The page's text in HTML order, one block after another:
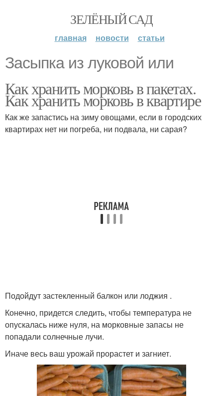
ЗЕЛЁНЫЙ САД
главная новости статьи
Засыпка из луковой или
Как хранить морковь в пакетах.
Как хранить морковь в квартире
Как же запастись на зиму овощами, если в городских
квартирах нет ни погреба, ни подвала, ни сарая?
Подойдут застекленный балкон или лоджия .
Конечно, придется следить, чтобы температура не
опускалась ниже нуля, на морковные запасы не
попадали солнечные лучи.
Иначе весь ваш урожай прорастет и загниет.